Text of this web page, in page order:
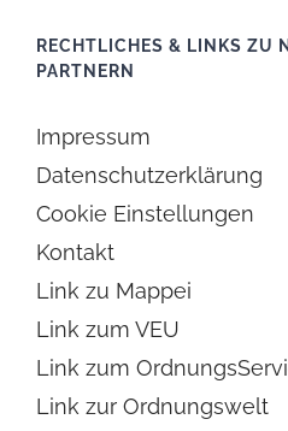
RECHTLICHES & LINKS ZU
PARTNERN
Impressum
Datenschutzerklärung
Cookie Einstellungen
Kontakt
Link zu Mappei
Link zum VEU
Link zum
Link zur Ordnungswelt